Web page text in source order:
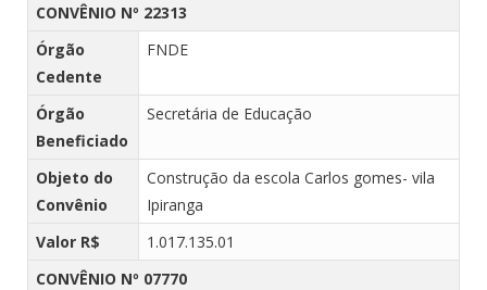
CONVÊNIO Nº 22313
Órgão
Cedente
FNDE
Órgão
Beneficiado
Secretária de Educação
Objeto do
Convênio
Construção da escola Carlos gomes- vila
Ipiranga
Valor R$
1.017.135.01
CONVÊNIO Nº 07770